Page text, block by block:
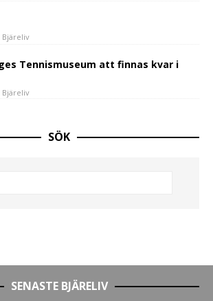
Bjäreliv
Tennismuseum att finnas kvar i
Bjäreliv
SÖK
SENASTE BJÄRELIV